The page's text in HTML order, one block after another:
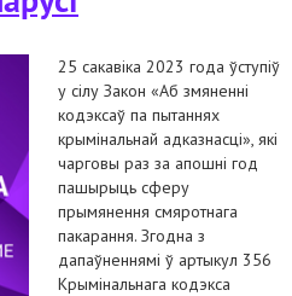
25 сакавіка 2023 года ўступіў
у сілу Закон «Аб змяненні
кодэксаў па пытаннях
крымінальнай адказнасці», які
чарговы раз за апошні год
пашырыць сферу
прымянення смяротнага
пакарання. Згодна з
дапаўненнямі ў артыкул 356
Крымінальнага кодэкса